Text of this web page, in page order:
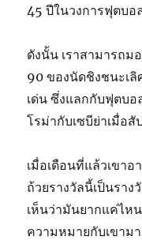
45 ปีในวงการฟุตบอ
ดังนั้น เราสามารถม
90 ของนัดชิงชนะเลิ
เด่น ซึ่งแลกกับฟุตบอ
โรม่ากับเซบีย่าเมื่อ
เมื่อเดือนที่แล้วเขา
ถ้วยรางวัลนี้เป็นรา
เห็นว่ามันยากแค่ไห
ความหมายกับเขาม